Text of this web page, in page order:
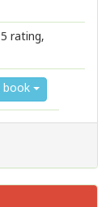
rating,
book